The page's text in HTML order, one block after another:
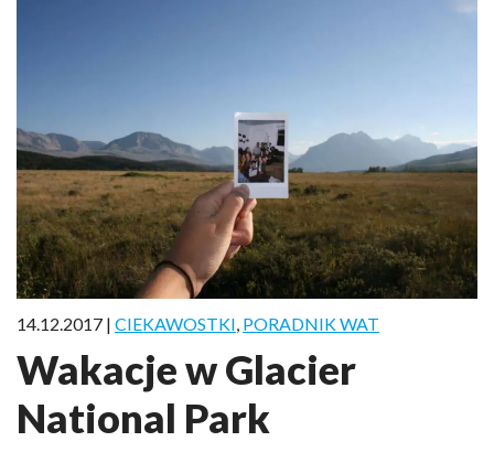
14.12.2017 | CIEKAWOSTKI, PORADNIK WAT
Wakacje w Glacier
National Park